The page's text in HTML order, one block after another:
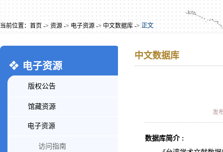
当前位置： 首页 -> 资源 -> 电子资源 -> 中文数据库 -> 正文
中文数据库
发
数据库简介:
电子资源
版权公告
馆藏资源
电子资源
访问指南